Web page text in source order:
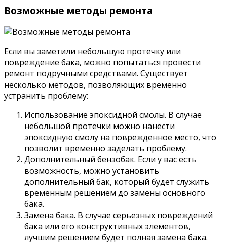
Возможные методы ремонта
Если вы заметили небольшую протечку или
повреждение бака, можно попытаться провести
ремонт подручными средствами. Существует
несколько методов, позволяющих временно
устранить проблему:
Использование эпоксидной смолы. В случае
небольшой протечки можно нанести
эпоксидную смолу на поврежденное место, что
позволит временно заделать проблему.
Дополнительный бензобак. Если у вас есть
возможность, можно установить
дополнительный бак, который будет служить
временным решением до замены основного
бака.
Замена бака. В случае серьезных повреждений
бака или его конструктивных элементов,
лучшим решением будет полная замена бака.